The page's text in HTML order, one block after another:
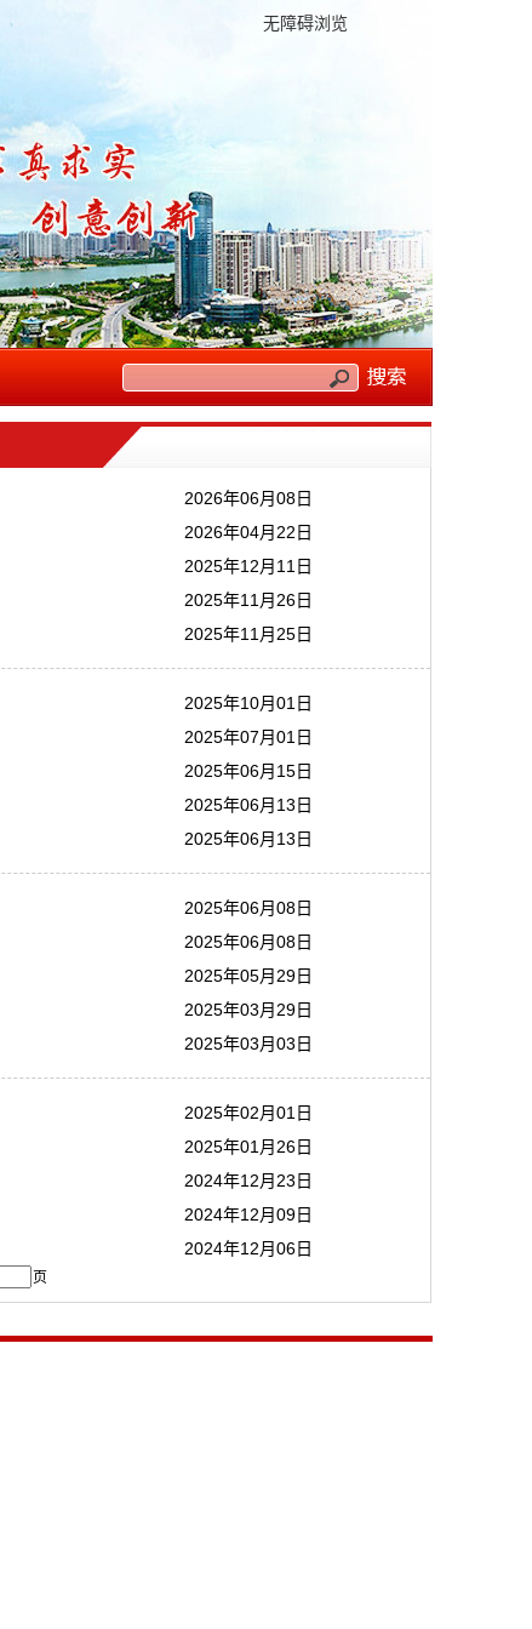
无障碍浏览
2026年06月08日
2026年04月22日
2025年12月11日
2025年11月26日
2025年11月25日
2025年10月01日
2025年07月01日
2025年06月15日
2025年06月13日
2025年06月13日
2025年06月08日
2025年06月08日
2025年05月29日
2025年03月29日
2025年03月03日
2025年02月01日
2025年01月26日
2024年12月23日
2024年12月09日
2024年12月06日
页